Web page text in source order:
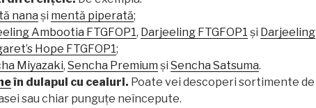
nana și mentă piperată;
Ambootia FTGFOP1, Darjeeling FTGFOP1 și Darjeeling
Hope FTGFOP1;
Miyazaki, Sencha Premium și Sencha Satsuma.
în dulapul cu ceaiuri. Poate vei descoperi sortimente de
sau chiar punguțe neîncepute.